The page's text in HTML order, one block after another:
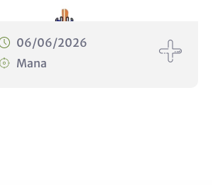
06/06/2026
Mana